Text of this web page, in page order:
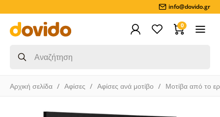
info@dovido.gr
0
Αρχική σελίδα Αφίσες Αφίσες ανά μοτίβο Μοτίβα από το